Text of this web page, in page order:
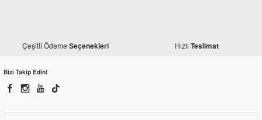
Honda Spacy Alpha Kilometre Rediktörü
Çeşitli Ödeme Seçenekleri Hızlı Teslimat
Bizi Takip Edin!